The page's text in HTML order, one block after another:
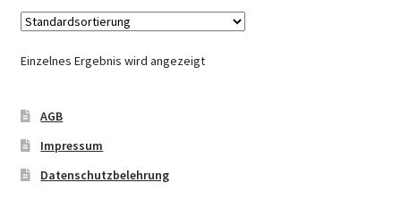
Twint – QR-Code KÖNIGSHOF
Warenkorb
Einzelnes Ergebnis wird angezeigt
AGB
Impressum
Datenschutzbelehrung